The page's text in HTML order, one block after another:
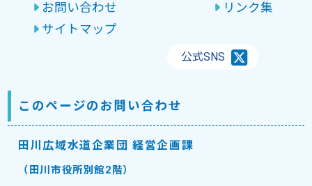
お問い合わせ
リンク集
サイトマップ
公式SNS
このページのお問い合わせ
田川広域水道企業団 経営企画課
（田川市役所別館2階）